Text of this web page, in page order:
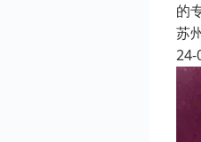
的
苏
24-